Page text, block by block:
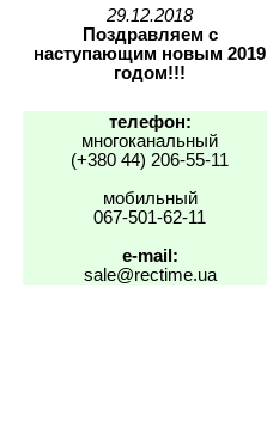
29.12.2018
Поздравляем с
наступающим новым 2019
годом!!!
телефон:
многоканальный
(+380 44) 206-55-11
мобильный
067-501-62-11
e-mail:
sale@rectime.ua